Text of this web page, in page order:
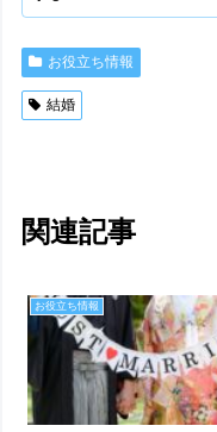
お役立ち情報
結婚
関連記事
お役立ち情報